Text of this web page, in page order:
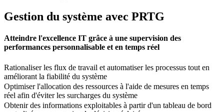
Gestion du système avec PRTG
Atteindre l'excellence IT grâce à une supervision des
performances personnalisable et en temps réel
Rationaliser les flux de travail et automatiser les processus tout en
améliorant la fiabilité du système
Optimiser l'allocation des ressources à l'aide de mesures en temps
réel afin d'éviter les surcharges du système
Obtenir des informations exploitables à partir d'un tableau de bord